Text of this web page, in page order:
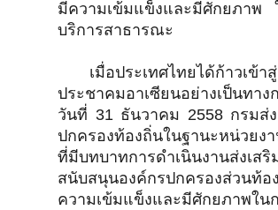
มีความเข้มแข็งและมีศักยภาพ
บริการสาธารณะ
เมื่อประเทศไทยได้ก้าวเข้า
ประชาคมอาเซียนอย่างเป็นทาง
วันที่ 31 ธันวาคม 2558 กรมส่ง
ปกครองท้องถิ่นในฐานะหน่วยง
ที่มีบทบาทการดำเนินงานส่งเสริ
สนับสนุนองค์กรปกครองส่วนท้อ
ความเข้มแข็งและมีศักยภาพใน